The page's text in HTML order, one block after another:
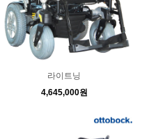
라이트닝
4,645,000원